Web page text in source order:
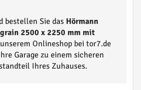
bestellen Sie das Hörmann
2500 x 2250 mm mit
Onlineshop bei tor7.de
Garage zu einem sicheren
Ihres Zuhauses.